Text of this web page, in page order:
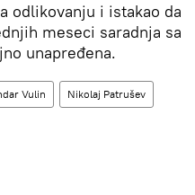
odlikovanju i istakao da
meseci saradnja sa
unapređena.
Vulin Nikolaj Patrušev